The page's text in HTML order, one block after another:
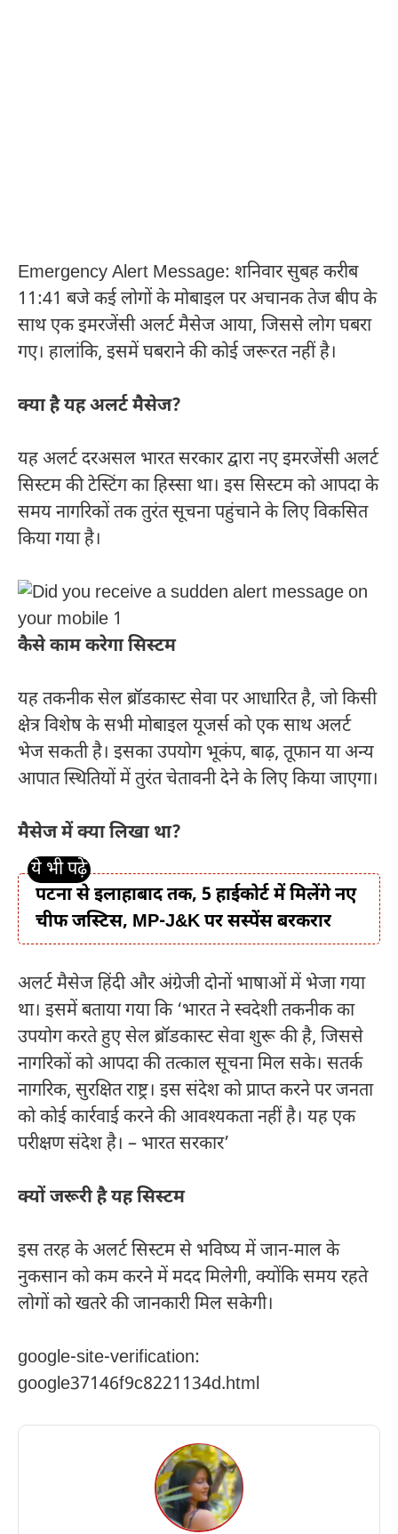
Emergency Alert Message: शनिवार सुबह करीब
11:41 बजे कई लोगों के मोबाइल पर अचानक तेज बीप के
साथ एक इमरजेंसी अलर्ट मैसेज आया, जिससे लोग घबरा
गए। हालांकि, इसमें घबराने की कोई जरूरत नहीं है।
क्या है यह अलर्ट मैसेज?
यह अलर्ट दरअसल भारत सरकार द्वारा नए इमरजेंसी अलर्ट
सिस्टम की टेस्टिंग का हिस्सा था। इस सिस्टम को आपदा के
समय नागरिकों तक तुरंत सूचना पहुंचाने के लिए विकसित
किया गया है।
कैसे काम करेगा सिस्टम
यह तकनीक सेल ब्रॉडकास्ट सेवा पर आधारित है, जो किसी
क्षेत्र विशेष के सभी मोबाइल यूजर्स को एक साथ अलर्ट
भेज सकती है। इसका उपयोग भूकंप, बाढ़, तूफान या अन्य
आपात स्थितियों में तुरंत चेतावनी देने के लिए किया जाएगा।
मैसेज में क्या लिखा था?
पटना से इलाहाबाद तक, 5 हाईकोर्ट में मिलेंगे नए
चीफ जस्टिस, MP-J&K पर सस्पेंस बरकरार
अलर्ट मैसेज हिंदी और अंग्रेजी दोनों भाषाओं में भेजा गया
था। इसमें बताया गया कि ‘भारत ने स्वदेशी तकनीक का
उपयोग करते हुए सेल ब्रॉडकास्ट सेवा शुरू की है, जिससे
नागरिकों को आपदा की तत्काल सूचना मिल सके। सतर्क
नागरिक, सुरक्षित राष्ट्र। इस संदेश को प्राप्त करने पर जनता
को कोई कार्रवाई करने की आवश्यकता नहीं है। यह एक
परीक्षण संदेश है। – भारत सरकार’
क्यों जरूरी है यह सिस्टम
इस तरह के अलर्ट सिस्टम से भविष्य में जान-माल के
नुकसान को कम करने में मदद मिलेगी, क्योंकि समय रहते
लोगों को खतरे की जानकारी मिल सकेगी।
google-site-verification:
google37146f9c8221134d.html